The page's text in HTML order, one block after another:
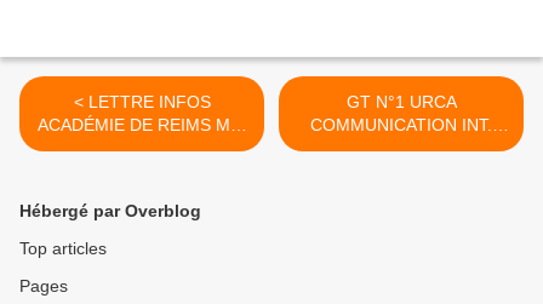
< LETTRE INFOS
ACADÉMIE DE REIMS MAI
2019
GT N°1 URCA
COMMUNICATION INT.
29/04/19 >
Hébergé par Overblog
Top articles
Pages